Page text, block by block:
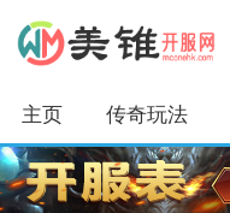
主页 传奇玩法